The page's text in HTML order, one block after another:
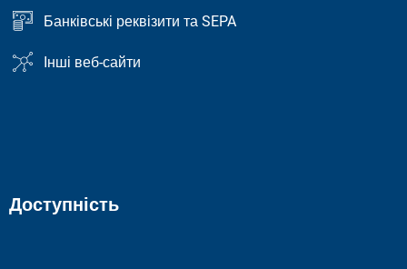
Банківські реквізити та SEPA
Інші веб-сайти
Доступність